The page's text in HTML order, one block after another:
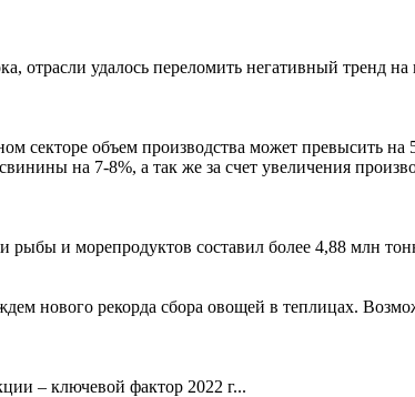
отрасли удалось переломить негативный тренд на
секторе объем производства может превысить на
на 7-8%, а так же за счет увеличения
рыбы и морепродуктов составил более 4,88 млн
нового рекорда сбора овощей в теплицах.
– ключевой фактор 2022 г...